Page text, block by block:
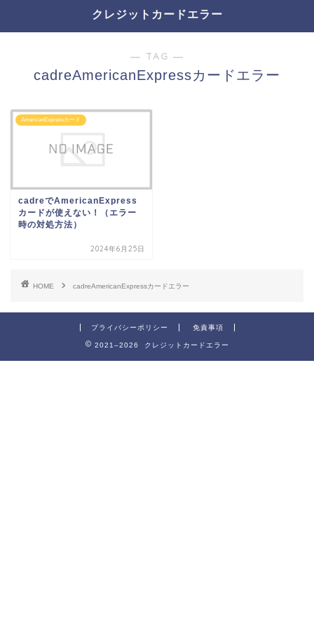
クレジットカードエラー
― TAG ―
cadreAmericanExpressカードエラー
AmericanExpressカード
cadreでAmericanExpress
カードが使えない！（エラー
時の対処方法）
2024年6月25日
HOME cadreAmericanExpressカードエラー
プライバシーポリシー 免責事項
2021–2026 クレジットカードエラー